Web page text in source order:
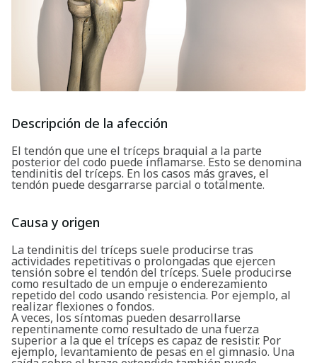
Descripción de la afección
El tendón que une el tríceps braquial a la parte
posterior del codo puede inflamarse. Esto se denomina
tendinitis del tríceps. En los casos más graves, el
tendón puede desgarrarse parcial o totalmente.
Causa y origen
La tendinitis del tríceps suele producirse tras
actividades repetitivas o prolongadas que ejercen
tensión sobre el tendón del tríceps. Suele producirse
como resultado de un empuje o enderezamiento
repetido del codo usando resistencia. Por ejemplo, al
realizar flexiones o fondos.
A veces, los síntomas pueden desarrollarse
repentinamente como resultado de una fuerza
superior a la que el tríceps es capaz de resistir. Por
ejemplo, levantamiento de pesas en el gimnasio. Una